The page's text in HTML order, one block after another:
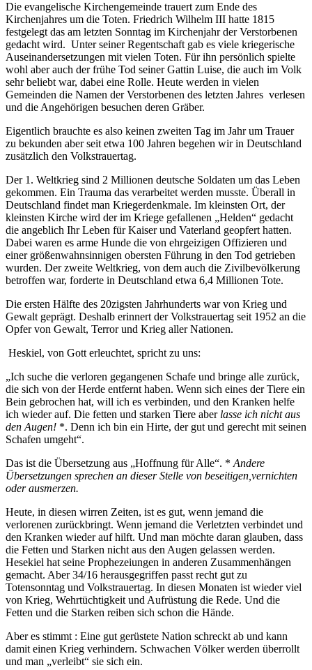
Die evangelische Kirchengemeinde trauert zum Ende des
Kirchenjahres um die Toten. Friedrich Wilhelm III hatte 1815
festgelegt das am letzten Sonntag im Kirchenjahr der Verstorbenen
gedacht wird. Unter seiner Regentschaft gab es viele kriegerische
Auseinandersetzungen mit vielen Toten. Für ihn persönlich spielte
wohl aber auch der frühe Tod seiner Gattin Luise, die auch im Volk
sehr beliebt war, dabei eine Rolle. Heute werden in vielen
Gemeinden die Namen der Verstorbenen des letzten Jahres verlesen
und die Angehörigen besuchen deren Gräber.
Eigentlich brauchte es also keinen zweiten Tag im Jahr um Trauer
zu bekunden aber seit etwa 100 Jahren begehen wir in Deutschland
zusätzlich den Volkstrauertag.
Der 1. Weltkrieg sind 2 Millionen deutsche Soldaten um das Leben
gekommen. Ein Trauma das verarbeitet werden musste. Überall in
Deutschland findet man Kriegerdenkmale. Im kleinsten Ort, der
kleinsten Kirche wird der im Kriege gefallenen „Helden“ gedacht
die angeblich Ihr Leben für Kaiser und Vaterland geopfert hatten.
Dabei waren es arme Hunde die von ehrgeizigen Offizieren und
einer größenwahnsinnigen obersten Führung in den Tod getrieben
wurden. Der zweite Weltkrieg, von dem auch die Zivilbevölkerung
betroffen war, forderte in Deutschland etwa 6,4 Millionen Tote.
Die ersten Hälfte des 20zigsten Jahrhunderts war von Krieg und
Gewalt geprägt. Deshalb erinnert der Volkstrauertag seit 1952 an die
Opfer von Gewalt, Terror und Krieg aller Nationen.
Heskiel, von Gott erleuchtet, spricht zu uns:
„Ich suche die verloren gegangenen Schafe und bringe alle zurück,
die sich von der Herde entfernt haben. Wenn sich eines der Tiere ein
Bein gebrochen hat, will ich es verbinden, und den Kranken helfe
ich wieder auf. Die fetten und starken Tiere aber lasse ich nicht aus
den Augen! *. Denn ich bin ein Hirte, der gut und gerecht mit seinen
Schafen umgeht“.
Das ist die Übersetzung aus „Hoffnung für Alle“. * Andere
Übersetzungen sprechen an dieser Stelle von beseitigen,vernichten
oder ausmerzen.
Heute, in diesen wirren Zeiten, ist es gut, wenn jemand die
verlorenen zurückbringt. Wenn jemand die Verletzten verbindet und
den Kranken wieder auf hilft. Und man möchte daran glauben, dass
die Fetten und Starken nicht aus den Augen gelassen werden.
Hesekiel hat seine Prophezeiungen in anderen Zusammenhängen
gemacht. Aber 34/16 herausgegriffen passt recht gut zu
Totensonntag und Volkstrauertag. In diesen Monaten ist wieder viel
von Krieg, Wehrtüchtigkeit und Aufrüstung die Rede. Und die
Fetten und die Starken reiben sich schon die Hände.
Aber es stimmt : Eine gut gerüstete Nation schreckt ab und kann
damit einen Krieg verhindern. Schwachen Völker werden überrollt
und man „verleibt“ sie sich ein.